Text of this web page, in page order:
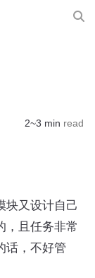
2~3 min read
块又设计自己
，且任务非常
话，不好管